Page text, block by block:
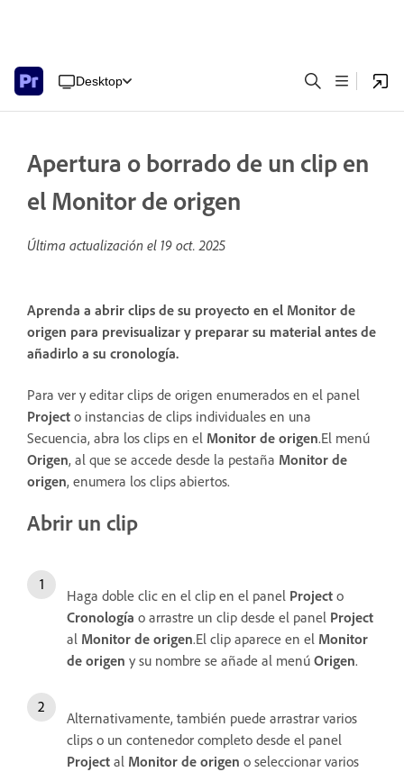
Desktop
Apertura o borrado de un clip en
el Monitor de origen
Última actualización el 19 oct. 2025
Aprenda a abrir clips de su proyecto en el Monitor de
origen para previsualizar y preparar su material antes de
añadirlo a su cronología.
Para ver y editar clips de origen enumerados en el panel
Project o instancias de clips individuales en una
Secuencia, abra los clips en el Monitor de origen.El menú
Origen, al que se accede desde la pestaña Monitor de
origen, enumera los clips abiertos.
Abrir un clip
Haga doble clic en el clip en el panel Project o
Cronología o arrastre un clip desde el panel Project
al Monitor de origen.El clip aparece en el Monitor
de origen y su nombre se añade al menú Origen.
Alternativamente, también puede arrastrar varios
clips o un contenedor completo desde el panel
Project al Monitor de origen o seleccionar varios